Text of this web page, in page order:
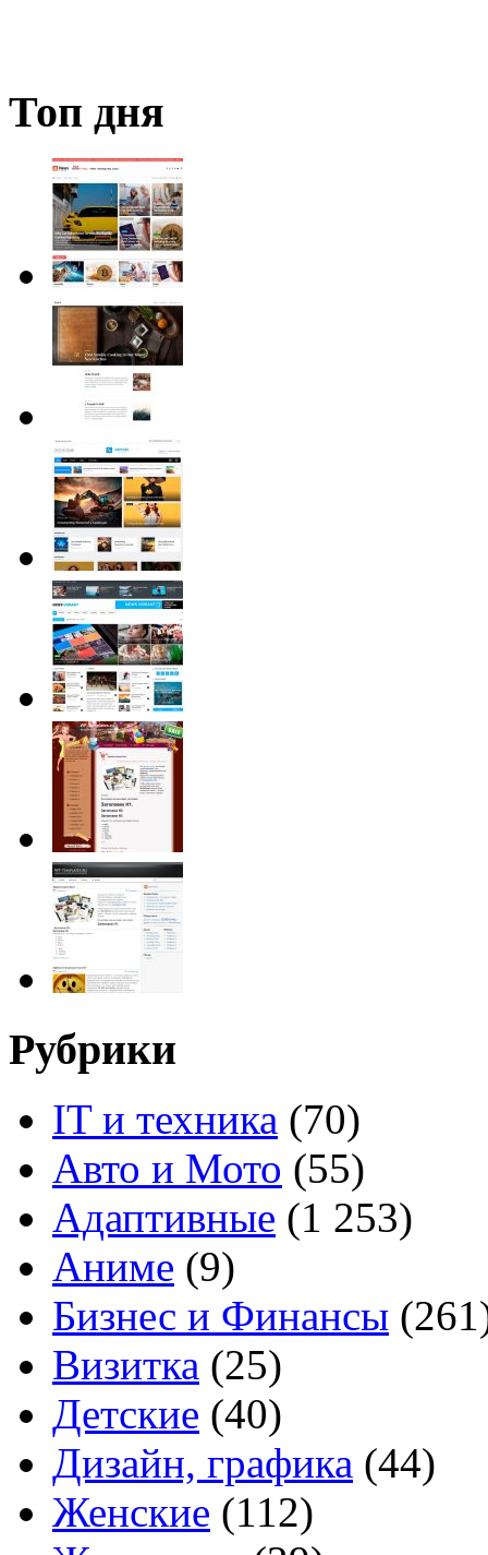
Топ дня
Рубрики
IT и техника (70)
Авто и Мото (55)
Адаптивные (1 253)
Аниме (9)
Бизнес и Финансы
Визитка (25)
Детские (40)
Дизайн, графика (44)
Женские (112)